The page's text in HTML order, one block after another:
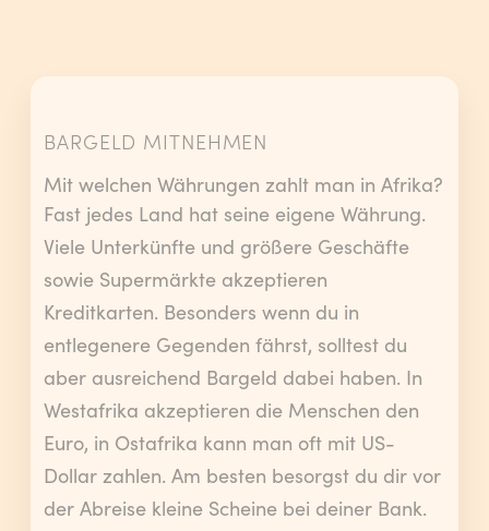
BARGELD MITNEHMEN
Mit welchen Währungen zahlt man in Afrika?
Fast jedes Land hat seine eigene Währung.
Viele Unterkünfte und größere Geschäfte
sowie Supermärkte akzeptieren
Kreditkarten. Besonders wenn du in
entlegenere Gegenden fährst, solltest du
aber ausreichend Bargeld dabei haben. In
Westafrika akzeptieren die Menschen den
Euro, in Ostafrika kann man oft mit US-
Dollar zahlen. Am besten besorgst du dir vor
der Abreise kleine Scheine bei deiner Bank.